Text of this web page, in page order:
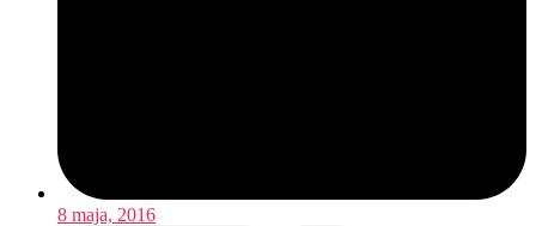
8 maja, 2016